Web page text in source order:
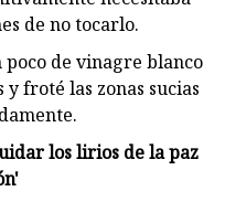
de no tocarlo.
de vinagre blanco
froté las zonas sucias
los lirios de la paz